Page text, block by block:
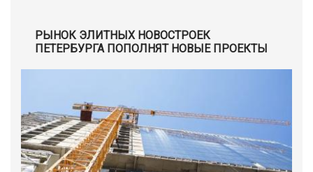
РЫНОК ЭЛИТНЫХ НОВОСТРОЕК
ПЕТЕРБУРГА ПОПОЛНЯТ НОВЫЕ ПРОЕКТЫ